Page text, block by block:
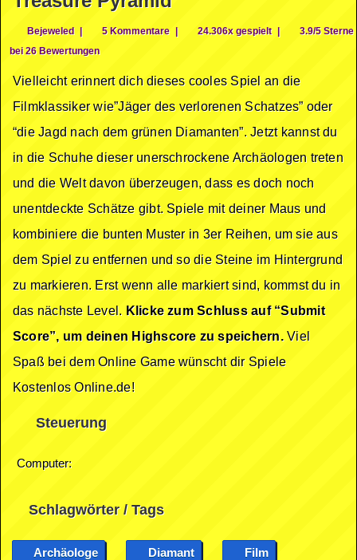
Bejeweled | 5 Kommentare | 24.306x gespielt |
3.9/5 Sterne
bei 26 Bewertungen
Vielleicht erinnert dich dieses cooles Spiel an die
Filmklassiker wie”Jäger des verlorenen Schatzes” oder
“die Jagd nach dem grünen Diamanten”. Jetzt kannst du
in die Schuhe dieser unerschrockene Archäologen treten
und die Welt davon überzeugen, dass es doch noch
unentdeckte Schätze gibt. Spiele mit deiner Maus und
kombiniere die bunten Muster in 3er Reihen, um sie aus
dem Spiel zu entfernen und so die Steine im Hintergrund
zu markieren. Erst wenn alle markiert sind, kommst du in
das nächste Level. Klicke zum Schluss auf “Submit
Score”, um deinen Highscore zu speichern.Viel
Spaß bei dem Online Game wünscht dir Spiele
Kostenlos Online.de!
Steuerung
Computer:
Schlagwörter / Tags
Archäologe Diamant Film